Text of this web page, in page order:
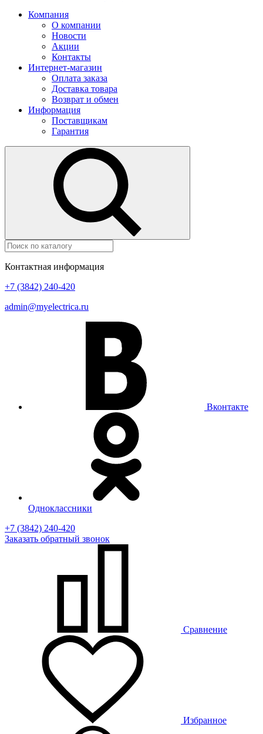
Компания
О компании
Новости
Акции
Контакты
Интернет-магазин
Оплата заказа
Доставка товара
Возврат и обмен
Информация
Поставщикам
Гарантия
Контактная информация
+7 (3842) 240-420
admin@myelectrica.ru
Вконтакте
Одноклассники
+7 (3842) 240-420
Заказать обратный звонок
Сравнение
Избранное